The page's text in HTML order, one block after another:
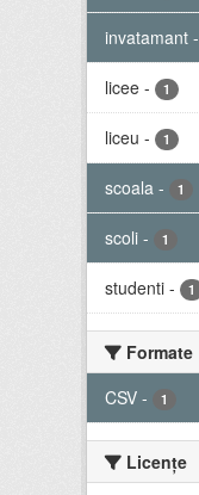
invatamant -
licee - 1
liceu - 1
scoala - 1
scoli - 1
studenti - 1
Formate
CSV - 1
Licenţe